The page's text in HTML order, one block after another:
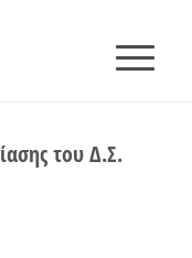
του Δ.Σ.